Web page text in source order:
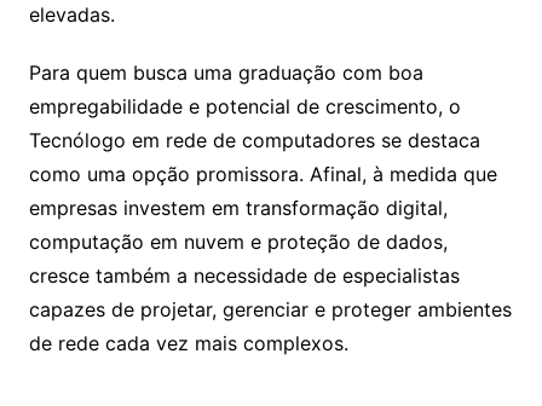
elevadas.
Para quem busca uma graduação com boa
empregabilidade e potencial de crescimento, o
Tecnólogo em rede de computadores se destaca
como uma opção promissora. Afinal, à medida que
empresas investem em transformação digital,
computação em nuvem e proteção de dados,
cresce também a necessidade de especialistas
capazes de projetar, gerenciar e proteger ambientes
de rede cada vez mais complexos.